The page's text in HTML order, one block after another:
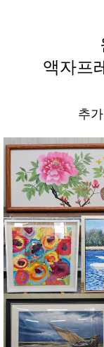
액자프
추